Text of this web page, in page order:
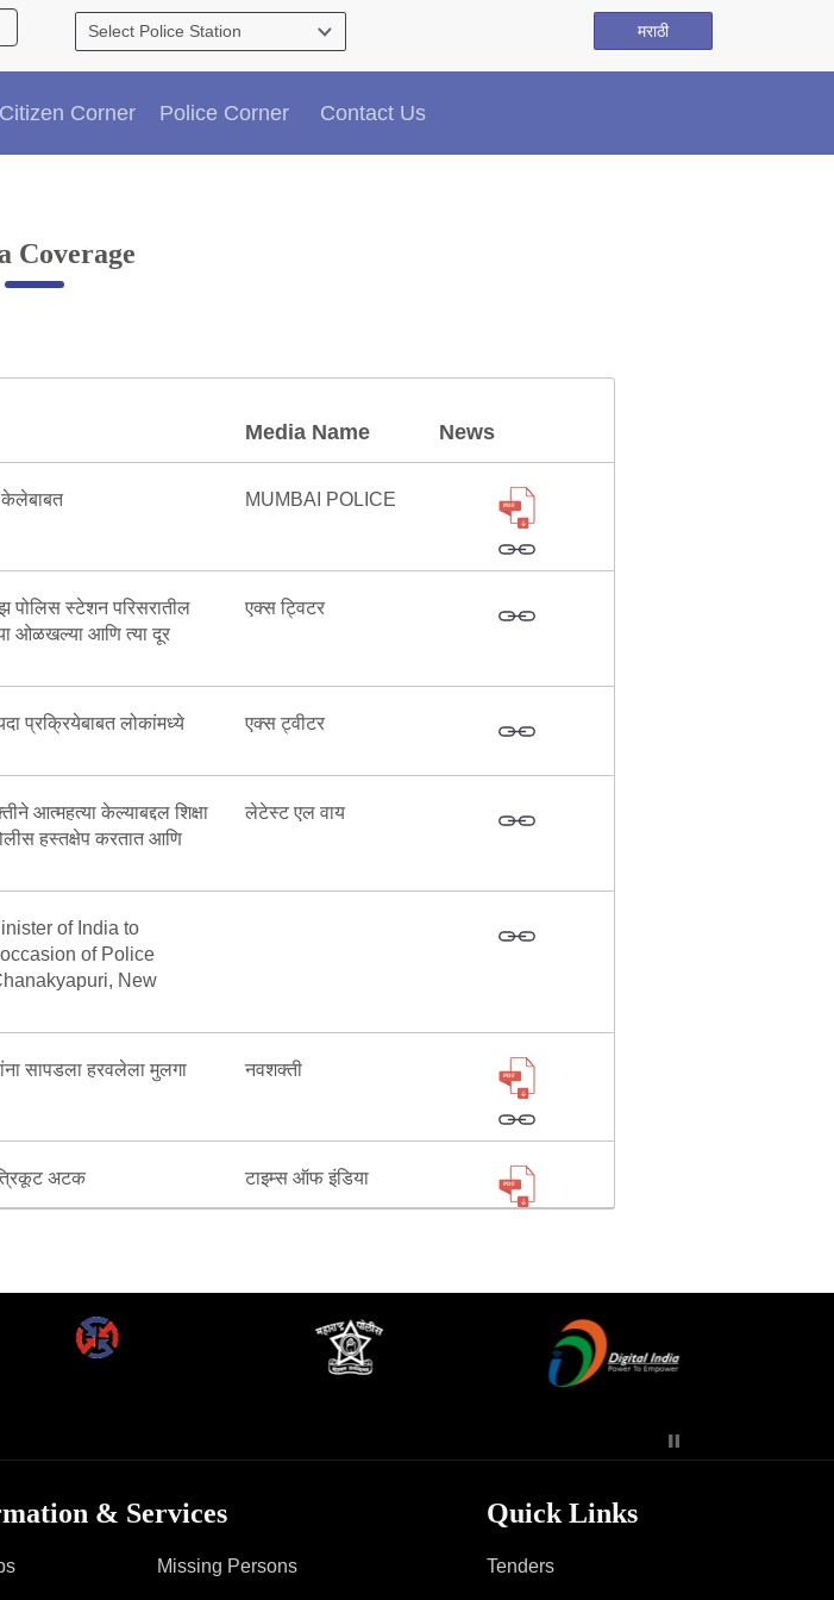
मराठी
Citizen Corner Police Corner Contact Us
Coverage
Media Name News
MUMBAI POLICE
पोलिस स्टेशन परिसरातील
ओळखल्या आणि त्या दूर
एक्स ट्विटर
प्रक्रियेबाबत लोकांमध्ये
एक्स ट्वीटर
आत्महत्या केल्याबद्दल शिक्षा
हस्तक्षेप करतात आणि
लेटेस्ट एल वाय
of India to
of Police
New
सापडला हरवलेला मुलगा नवशक्ती
अटक टाइम्स ऑफ इंडिया
& Services
Missing Persons
Quick Links
Tenders